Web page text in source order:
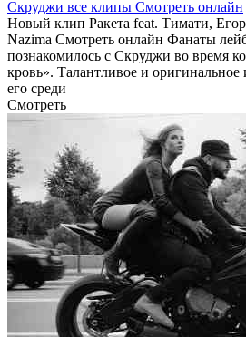
Скруджи все клипы Смотреть онлайн
Новый клип Ракета feat. Тимати,
Nazima Смотреть онлайн Фанаты
познакомилось с Скруджи во время
кровь». Талантливое и
его среди
Смотреть